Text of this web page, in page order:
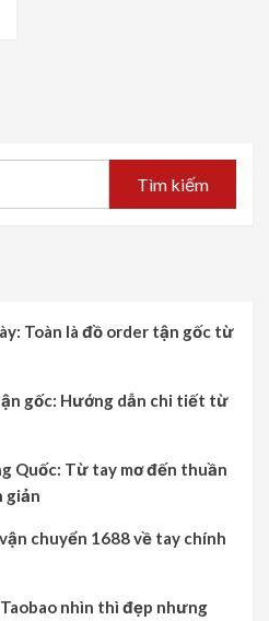
Tìm kiếm
Toàn là đồ order tận gốc từ
gốc: Hướng dẫn chi tiết từ
Quốc: Từ tay mơ đến thuần
giản
chuyển 1688 về tay chính
nhìn thì đẹp nhưng